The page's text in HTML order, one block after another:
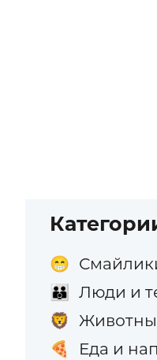
😁
👪 Люди и
🦁
🍕 Еда и